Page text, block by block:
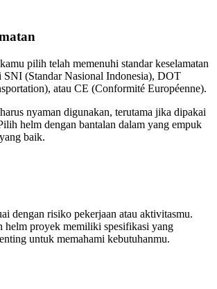
pilih telah memenuhi standar keselamatan
SNI (Standar Nasional Indonesia), DOT
atau CE (Conformité Européenne).
nyaman digunakan, terutama jika dipakai
helm dengan bantalan dalam yang empuk
baik.
dengan risiko pekerjaan atau aktivitasmu.
helm proyek memiliki spesifikasi yang
untuk memahami kebutuhanmu.